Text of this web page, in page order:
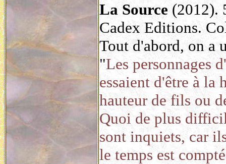
La Source (2012).
Cadex Editions.
Tout d'abord, on a
"Les personnages
essaient d'être à la
hauteur de fils ou
Quoi de plus
sont inquiets, car
le temps est